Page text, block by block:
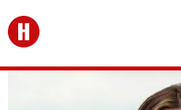
Перейти на главную